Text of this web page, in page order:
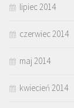
lipiec 2014
czerwiec 2014
maj 2014
kwiecień 2014